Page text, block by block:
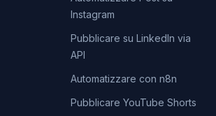
Instagram
Pubblicare su LinkedIn via
API
Automatizzare con n8n
Pubblicare YouTube Shorts